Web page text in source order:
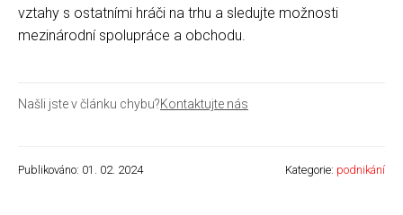
vztahy s ostatními hráči na trhu a sledujte možnosti
mezinárodní spolupráce a obchodu.
Našli jste v článku chybu?Kontaktujte nás
Publikováno: 01. 02. 2024 Kategorie: podnikání